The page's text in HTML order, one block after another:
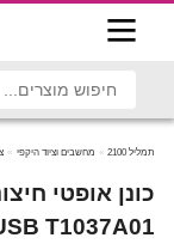
תמליל 2100 מחשבים וציוד היקפי
T1037A01